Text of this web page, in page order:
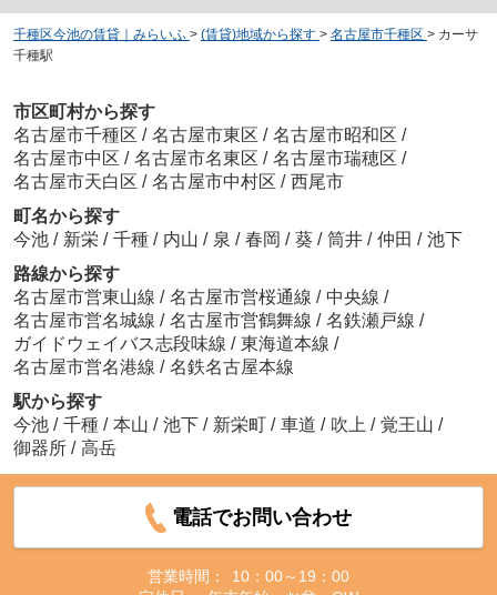
千種区今池の賃貸｜みらいふ > (賃貸)地域から探す > 名古屋市千種区 > カーサ
千種駅
市区町村から探す
名古屋市千種区 / 名古屋市東区 / 名古屋市昭和区 /
名古屋市中区 / 名古屋市名東区 / 名古屋市瑞穂区 /
名古屋市天白区 / 名古屋市中村区 / 西尾市
町名から探す
今池 / 新栄 / 千種 / 内山 / 泉 / 春岡 / 葵 / 筒井 / 仲田 / 池下
路線から探す
名古屋市営東山線 / 名古屋市営桜通線 / 中央線 /
名古屋市営名城線 / 名古屋市営鶴舞線 / 名鉄瀬戸線 /
ガイドウェイバス志段味線 / 東海道本線 /
名古屋市営名港線 / 名鉄名古屋本線
駅から探す
今池 / 千種 / 本山 / 池下 / 新栄町 / 車道 / 吹上 / 覚王山 /
御器所 / 高岳
電話でお問い合わせ
営業時間：
10：00～19：00